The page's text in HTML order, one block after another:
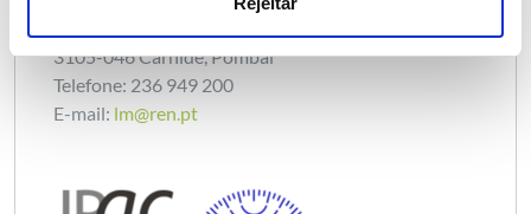
3105-046 Carnide, Pombal
Telefone: 236 949 200
E-mail: lm@ren.pt